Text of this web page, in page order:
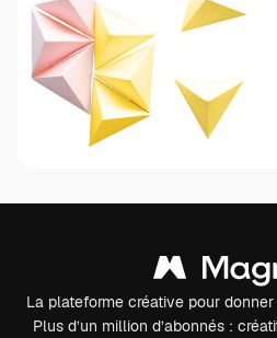
La plateforme créative pour
Plus d’un million d’abonnés :